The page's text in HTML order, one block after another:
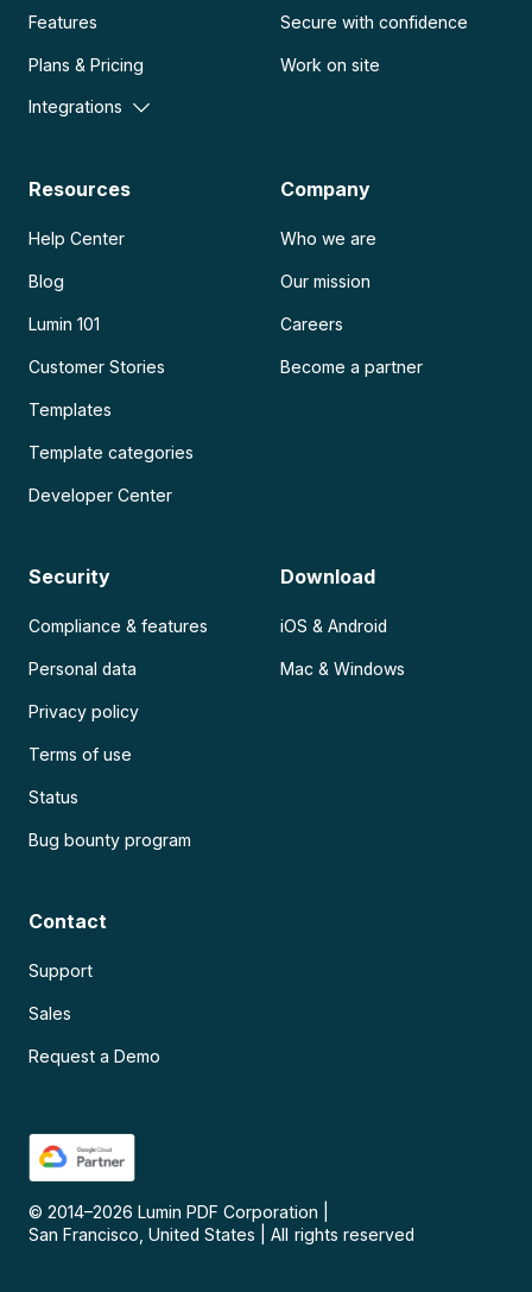
Features
Plans & Pricing
Integrations
Secure with confidence
Work on site
Resources
Help Center
Blog
Lumin 101
Customer Stories
Templates
Template categories
Developer Center
Company
Who we are
Our mission
Careers
Become a partner
Security
Compliance & features
Personal data
Privacy policy
Terms of use
Status
Bug bounty program
Download
iOS & Android
Mac & Windows
Contact
Support
Sales
Request a Demo
© 2014–2026 Lumin PDF Corporation
San Francisco, United States
All rights reserved